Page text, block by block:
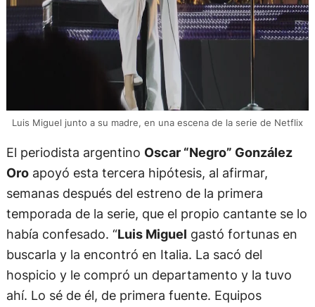
Luis Miguel junto a su madre, en una escena de la serie de Netflix
El periodista argentino Oscar “Negro” González
Oroapoyó esta tercera hipótesis, al afirmar,
semanas después del estreno de la primera
temporada de la serie, que el propio cantante se lo
había confesado. “Luis Miguel gastó fortunas en
buscarla y la encontró en Italia. La sacó del
hospicio y le compró un departamento y la tuvo
ahí. Lo sé de él, de primera fuente. Equipos